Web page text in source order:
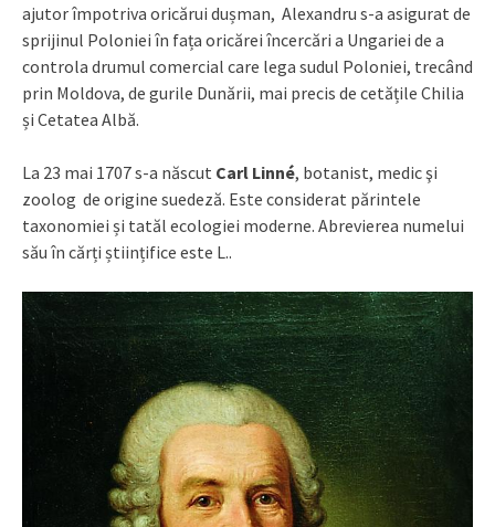
ajutor împotriva oricărui dușman, Alexandru s-a asigurat de
sprijinul Poloniei în fața oricărei încercări a Ungariei de a
controla drumul comercial care lega sudul Poloniei, trecând
prin Moldova, de gurile Dunării, mai precis de cetățile Chilia
și Cetatea Albă.
La 23 mai 1707 s-a născut Carl Linné, botanist, medic şi
zoolog de origine suedeză. Este considerat părintele
taxonomiei și tatăl ecologiei moderne. Abrevierea numelui
său în cărți științifice este L..